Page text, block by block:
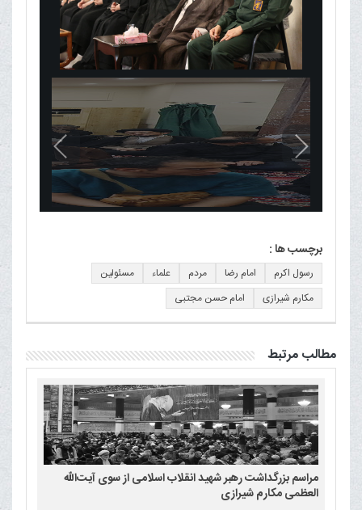
برچسب ها :
رسول اکرم امام رضا مردم علماء
مسئولین
مکارم شیرازی
امام حسن مجتبی
مطالب مرتبط
مراسم بزرگداشت رهبر شهید انقلاب اسلامی از سوی آیت‌الله
العظمی مکارم شیرازی